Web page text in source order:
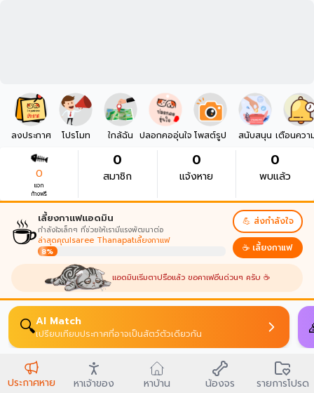
ลงประกาศ โปรโมท ใกล้ฉัน ปลอกคออุ่นใจ โพสต์รูป สนับสนุน เตือนควา
0
แจก
ก้างฟรี
0
สมาชิก
0
แจ้งหาย
0
พบแล้ว
☕เลี้ยงกาแฟแอดมิน
กำลังใจเล็กๆ ที่ช่วยให้เรามีแรงพัฒนาต่อ
ล่าสุดคุณIsaree Thanapatเลี้ยงกาแฟ
8%
💪 ส่งกำลังใจ
☕ เลี้ยงกาแฟ
แอดมินเริ่มตาปรือแล้ว ขอคาเฟอีนด่วนๆ ครับ ☕
🔍AI Match
เปรียบเทียบประกาศที่อาจเป็นสัตว์ตัวเดียวกัน
ประกาศหาย หาเจ้าของ หาบ้าน น้องจร รายการโปรด